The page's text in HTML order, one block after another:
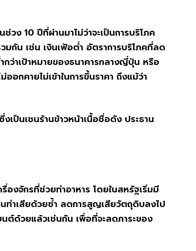
ง 10 ปีที่ผ่านมาไม่ว่าจะเป็นการบริโภค
กัน เช่น เงินเฟ้อต่ำ อัตราการบริโภคที่ลด
ว่าเป้าหมายของธนาคารกลางญี่ปุ่น หรือ
อกคายไม่เข้าในการขึ้นราคา ถึงแม้ว่า
เป็นเชนร้านข้าวหน้าเนื้อชื่อดัง ประธาน
งจักรที่ช่วยทำอาหาร โดยในสหรัฐเริ่มมี
นทำเสียด้วยซ้ำ ลดการสูญเสียวัตถุดิบลงไป
ต์ด้วยแล้วเช่นกัน เพื่อที่จะลดภาระของ